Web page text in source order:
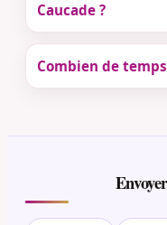
Caucade ?
Combien de